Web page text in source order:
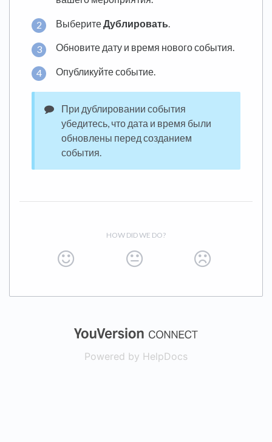
ВыберитеДублировать.
Обновите дату и время нового события.
Опубликуйте событие.
При дублировании события
убедитесь, что дата и время были
обновлены перед созданием
события.
HOW DID WE DO?
(opens in a
Powered by HelpDocs